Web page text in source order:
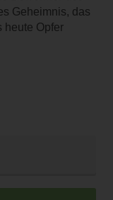
Geheimnis, das
heute Opfer